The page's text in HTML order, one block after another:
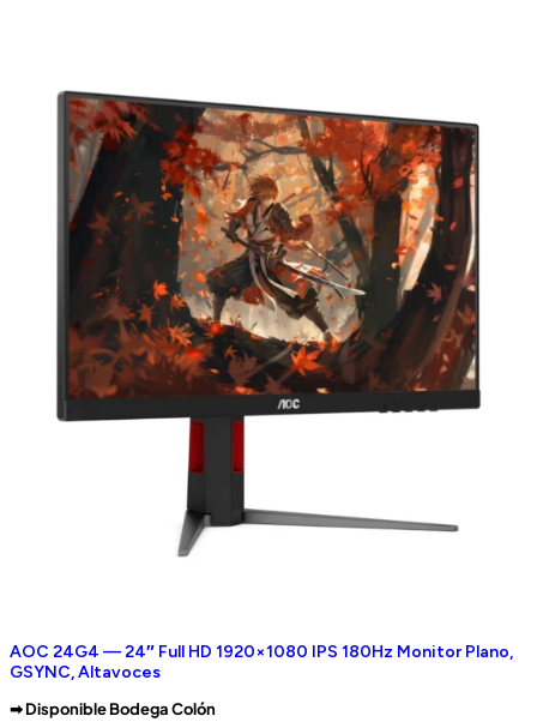
AOC 24G4 — 24″ Full HD 1920×1080 IPS 180Hz Monitor Plano,
GSYNC, Altavoces
➡︎ Disponible Bodega Colón